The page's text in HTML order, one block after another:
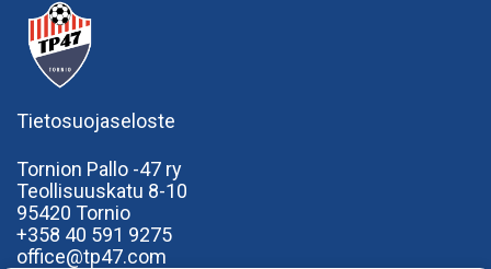
Tietosuojaseloste
Tornion Pallo -47 ry
Teollisuuskatu 8-10
95420 Tornio
+358 40 591 9275
office@tp47.com